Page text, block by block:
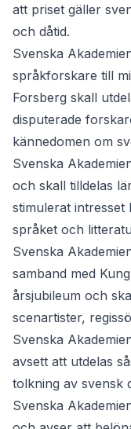
att priset gäller
och dåtid.
Svenska
språkforskare till
Forsberg skall
disputerade
kännedomen om
Svenska
och skall tilldelas
stimulerat
språket och
Svenska
samband med
årsjubileum och
scenartister,
Svenska
avsett att utdelas
tolkning av svensk
Svenska